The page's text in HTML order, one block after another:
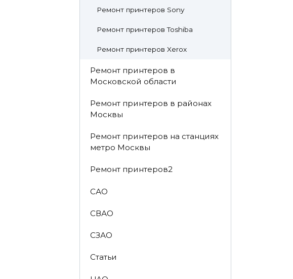
Ремонт принтеров Sony
Ремонт принтеров Toshiba
Ремонт принтеров Xerox
Ремонт принтеров в
Московской области
Ремонт принтеров в районах
Москвы
Ремонт принтеров на станциях
метро Москвы
Ремонт принтеров2
САО
СВАО
СЗАО
Статьи